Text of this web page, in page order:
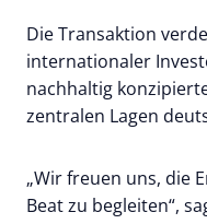
Die Transaktion
internationaler
nachhaltig
zentralen Lagen
„Wir freuen uns, die
Beat zu begleiten“,